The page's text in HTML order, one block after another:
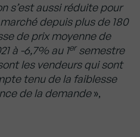
s’est aussi réduite pour
depuis plus de 180
de prix moyenne de
à -6,7% au 1ersemestre
les vendeurs qui sont
tenu de la faiblesse
de la demande»,